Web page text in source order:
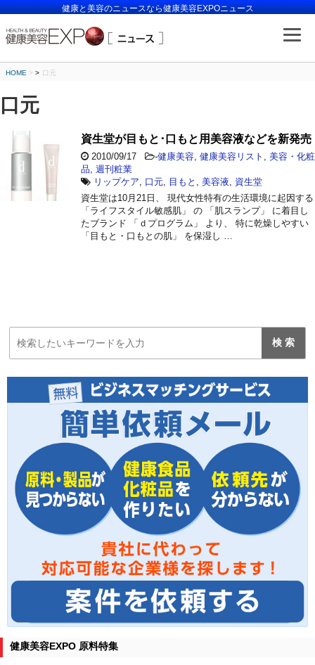
健康と美容のニュースなら健康美容EXPOニュース
HOME > 口元
口元
資生堂が目もと･口もと用美容液などを新発売
2010/09/17 -健康美容 健康美容リスト
美容・化粧
品 週刊粧業
リップケア
口元 目もと 美容液
資生堂
資生堂は10月21日、 現代女性特有の生活環境に起因する
「ライフスタイル敏感肌」 の 「肌スランプ」 に着目し
たブランド 「ｄプログラム」 より、 特に乾燥しやすい
「目もと・口もとの肌」 を保湿し …
健康美容EXPO 原料特集